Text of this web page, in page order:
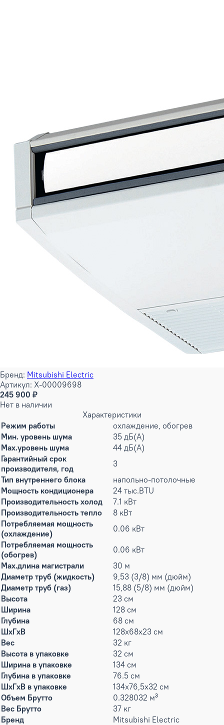
Бренд: Mitsubishi Electric
Артикул: X-00009698
245 900 ₽
Нет в наличии
Характеристики
Режим работы
охлаждение, обогрев
Мин. уровень шума
35 дБ(А)
Max.уровень шума
44 дБ(А)
Гарантийный срок
производителя, год
3
Тип внутреннего блока
напольно-потолочные
Мощность кондиционера
24 тыс.BTU
Производительность холод
7.1 кВт
Производительность тепло
8 кВт
Потребляемая мощность
(охлаждение)
0.06 кВт
Потребляемая мощность
(обогрев)
0.06 кВт
Max.длина магистрали
30 м
Диаметр труб (жидкость)
9,53 (3/8) мм (дюйм)
Диаметр труб (газ)
15,88 (5/8) мм (дюйм)
Высота
23 см
Ширина
128 см
Глубина
68 см
ШxГxВ
128x68x23 см
Вес
32 кг
Высота в упаковке
32 см
Ширина в упаковке
134 см
Глубина в упаковке
76.5 см
ШxГxВ в упаковке
134x76,5x32 см
Объем Брутто
0.328032 м³
Вес Брутто
37 кг
Бренд
Mitsubishi Electric